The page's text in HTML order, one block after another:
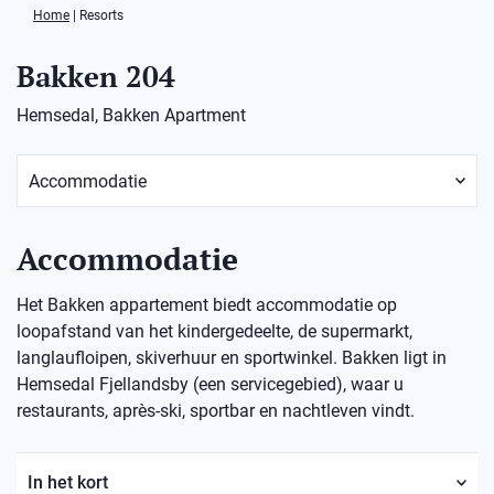
Home Resorts
Bakken 204
Hemsedal, Bakken Apartment
Accommodatie
Het Bakken appartement biedt accommodatie op
loopafstand van het kindergedeelte, de supermarkt,
langlaufloipen, skiverhuur en sportwinkel. Bakken ligt in
Hemsedal Fjellandsby (een servicegebied), waar u
restaurants, après-ski, sportbar en nachtleven vindt.
In het kort